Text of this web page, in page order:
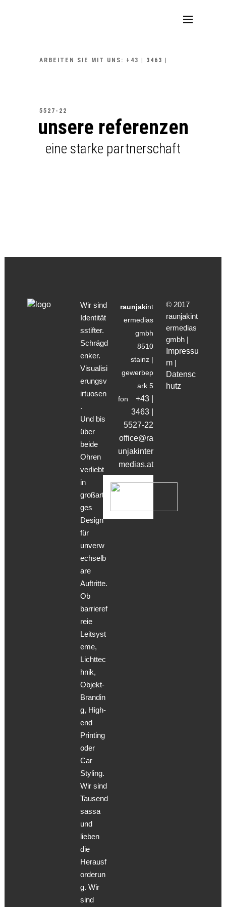
ARBEITEN SIE MIT UNS: +43 | 3463 |
5527-22
unsere referenzen
eine starke partnerschaft
Wir sind
Identität
sstifter.
Schrägd
enker.
Visualisi
erungsv
irtuosen
.
Und bis
über
beide
Ohren
verliebt
in
großarti
ges
Design
für
unverw
echselb
are
Auftritte.
Ob
barrieref
reie
Leitsyst
eme,
Lichttec
hnik,
Objekt-
Brandin
g, High-
end
Printing
oder
Car
Styling.
Wir sind
Tausend
sassa
und
lieben
die
Herausf
orderun
g. Wir
sind
raunjakint
ermedias
gmbh
8510
stainz |
gewerbep
ark 5
fon
+43 |
3463 |
5527-22
office@ra
unjakinter
medias.at
© 2017
raunjakint
ermedias
gmbh |
Impressu
m |
Datensc
hutz